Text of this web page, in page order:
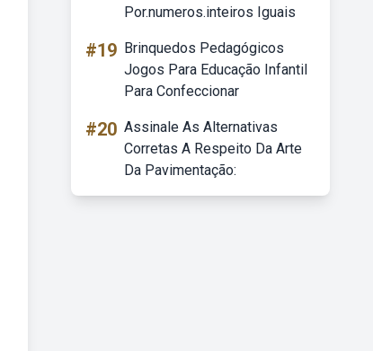
Por.numeros.inteiros Iguais
#19 Brinquedos Pedagógicos
Jogos Para Educação Infantil
Para Confeccionar
#20 Assinale As Alternativas
Corretas A Respeito Da Arte
Da Pavimentação: